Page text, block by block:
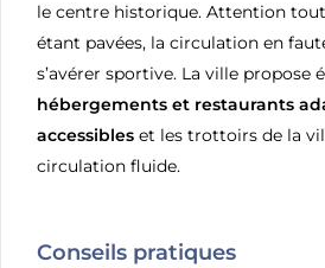
le centre historique. Attention
étant pavées, la circulation en
s’avérer sportive. La ville propose
hébergements et restaurants
accessibles et les trottoirs de la
circulation fluide.
Conseils pratiques